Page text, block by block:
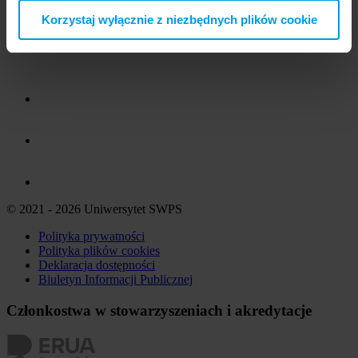
Korzystaj wyłącznie z niezbędnych plików cookie
© 2021 - 2026 Uniwersytet SWPS
Polityka prywatności
Polityka plików cookies
Deklaracja dostępności
Biuletyn Informacji Publicznej
Członkostwa w stowarzyszeniach i akredytacje